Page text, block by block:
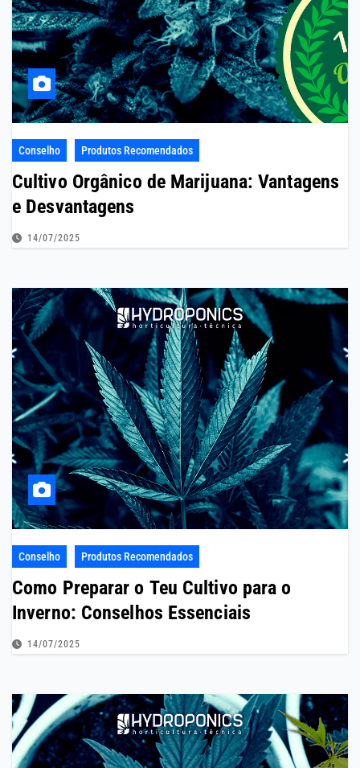
Conselho Produtos Recomendados
Cultivo Orgânico de Marijuana: Vantagens
e Desvantagens
14/07/2025
Conselho Produtos Recomendados
Como Preparar o Teu Cultivo para o
Inverno: Conselhos Essenciais
14/07/2025